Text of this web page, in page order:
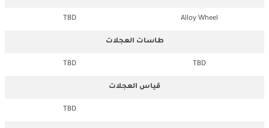
Alloy Wheel
TBD
طاسات العجلات
TBD
TBD
قياس العجلات
TBD